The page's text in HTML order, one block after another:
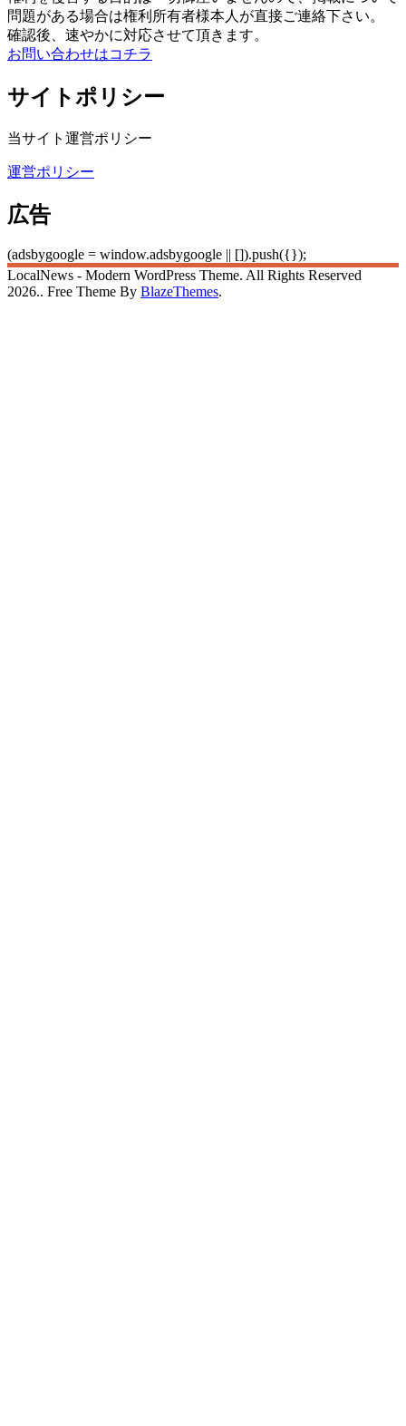
問題がある場合は権利所有者様本人が直接ご連絡下さい。
確認後、速やかに対応させて頂きます。
お問い合わせはコチラ
サイトポリシー
当サイト運営ポリシー
運営ポリシー
広告
(adsbygoogle = window.adsbygoogle || []).push({});
LocalNews - Modern WordPress Theme. All Rights Reserved
2026.. Free Theme By BlazeThemes.